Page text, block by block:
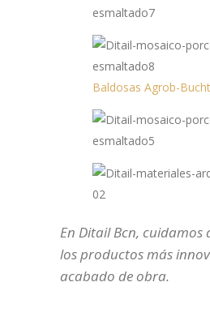
Baldosas Agrob-
En Ditail Bcn, cuidamos
los productos más
acabado de obra.